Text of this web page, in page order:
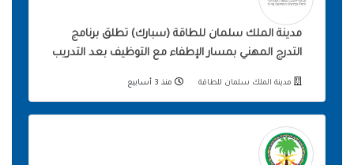
مدينة الملك سلمان للطاقة (سبارك) تطلق برنامج
التدرج المهني بمسار الإطفاء مع التوظيف بعد التدريب
مدينة الملك سلمان للطاقة منذ 3 أسابيع